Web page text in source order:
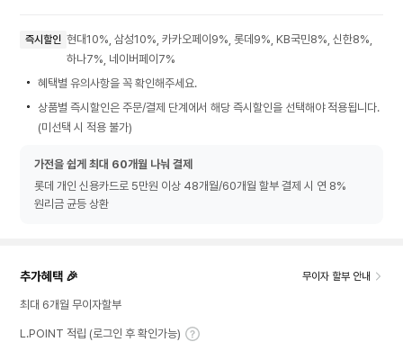
즉시할인 현대10%, 삼성10%, 카카오페이9%, 롯데9%, KB국민8%, 신한8%,
하나7%, 네이버페이7%
혜택별 유의사항을 꼭 확인해주세요.
상품별 즉시할인은 주문/결제 단계에서 해당 즉시할인을 선택해야 적용됩니다.
(미선택 시 적용 불가)
가전을 쉽게 최대 60개월 나눠 결제
롯데 개인 신용카드로 5만원 이상 48개월/60개월 할부 결제 시 연 8%
원리금 균등 상환
추가혜택 🎉 무이자 할부 안내
최대 6개월 무이자할부
L.POINT 적립 (로그인 후 확인가능)